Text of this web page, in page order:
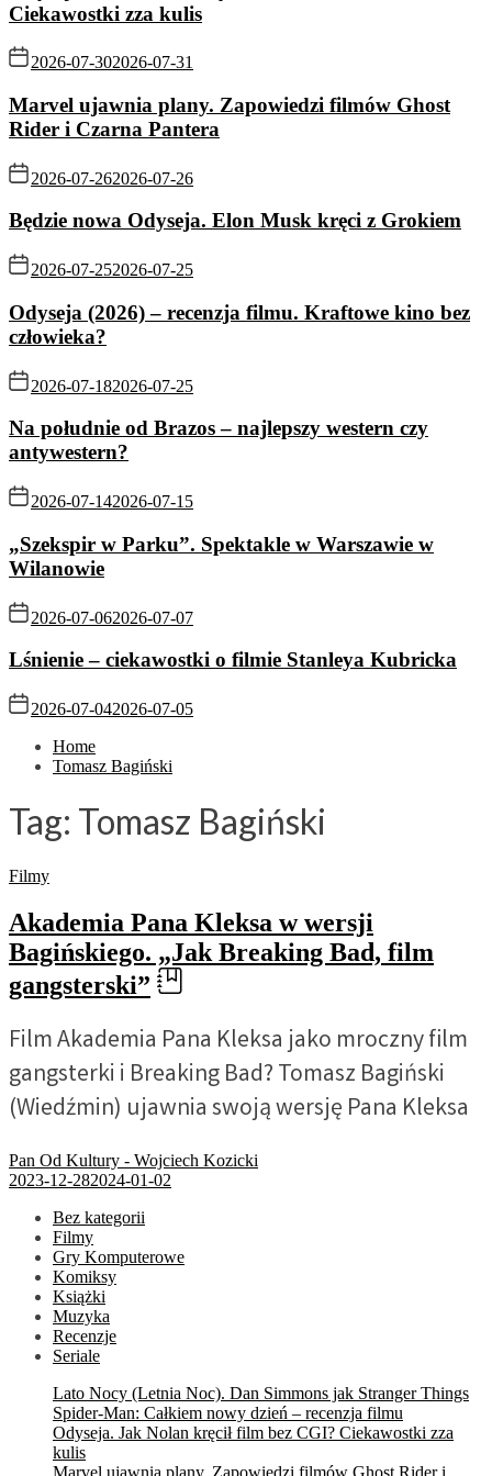
Ciekawostki zza kulis
2026-07-302026-07-31
Marvel ujawnia plany. Zapowiedzi filmów Ghost
Rider i Czarna Pantera
2026-07-262026-07-26
Będzie nowa Odyseja. Elon Musk kręci z Grokiem
2026-07-252026-07-25
Odyseja (2026) – recenzja filmu. Kraftowe kino bez
człowieka?
2026-07-182026-07-25
Na południe od Brazos – najlepszy western czy
antywestern?
2026-07-142026-07-15
„Szekspir w Parku”. Spektakle w Warszawie w
Wilanowie
2026-07-062026-07-07
Lśnienie – ciekawostki o filmie Stanleya Kubricka
2026-07-042026-07-05
Home
Tomasz Bagiński
Tag: Tomasz Bagiński
Filmy
Akademia Pana Kleksa w wersji
Bagińskiego. „Jak Breaking Bad, film
gangsterski”
Film Akademia Pana Kleksa jako mroczny film
gangsterki i Breaking Bad? Tomasz Bagiński
(Wiedźmin) ujawnia swoją wersję Pana Kleksa
Pan Od Kultury - Wojciech Kozicki
2023-12-282024-01-02
Bez kategorii
Filmy
Gry Komputerowe
Komiksy
Książki
Muzyka
Recenzje
Seriale
Lato Nocy (Letnia Noc). Dan Simmons jak Stranger Things
Spider-Man: Całkiem nowy dzień – recenzja filmu
Odyseja. Jak Nolan kręcił film bez CGI? Ciekawostki zza
kulis
Marvel ujawnia plany. Zapowiedzi filmów Ghost Rider i